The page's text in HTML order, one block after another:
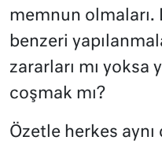
memnun
benzeri
zararları mı yoksa
coşmak mı?
Özetle herkes